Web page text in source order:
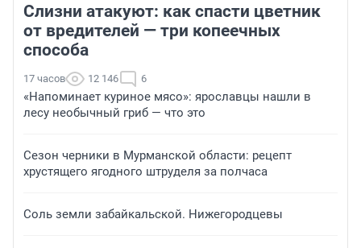
Слизни атакуют: как спасти цветник
от вредителей — три копеечных
способа
17 часов 12 146 6
«Напоминает куриное мясо»: ярославцы нашли в
лесу необычный гриб — что это
Сезон черники в Мурманской области: рецепт
хрустящего ягодного штруделя за полчаса
Соль земли забайкальской. Нижегородцевы